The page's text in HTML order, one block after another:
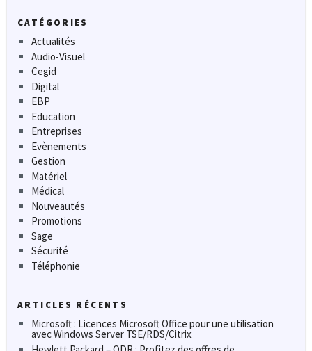
CATÉGORIES
Actualités
Audio-Visuel
Cegid
Digital
EBP
Education
Entreprises
Evènements
Gestion
Matériel
Médical
Nouveautés
Promotions
Sage
Sécurité
Téléphonie
ARTICLES RÉCENTS
Microsoft : Licences Microsoft Office pour une utilisation
avec Windows Server TSE/RDS/Citrix